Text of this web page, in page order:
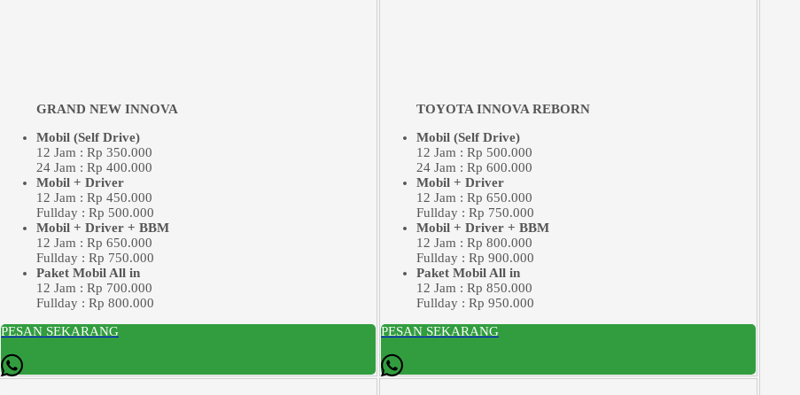
GRAND NEW INNOVA
Mobil (Self Drive)
12 Jam : Rp 350.000
24 Jam : Rp 400.000
Mobil + Driver
12 Jam : Rp 450.000
Fullday : Rp 500.000
Mobil + Driver + BBM
12 Jam : Rp 650.000
Fullday : Rp 750.000
Paket Mobil All in
12 Jam : Rp 700.000
Fullday : Rp 800.000
PESAN SEKARANG
TOYOTA INNOVA REBORN
Mobil (Self Drive)
12 Jam : Rp 500.000
24 Jam : Rp 600.000
Mobil + Driver
12 Jam : Rp 650.000
Fullday : Rp 750.000
Mobil + Driver + BBM
12 Jam : Rp 800.000
Fullday : Rp 900.000
Paket Mobil All in
12 Jam : Rp 850.000
Fullday : Rp 950.000
PESAN SEKARANG